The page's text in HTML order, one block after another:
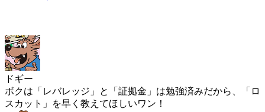
ドギー
ボクは「レバレッジ」と「証拠金」は勉強済みだから、「ロ
スカット」を早く教えてほしいワン！